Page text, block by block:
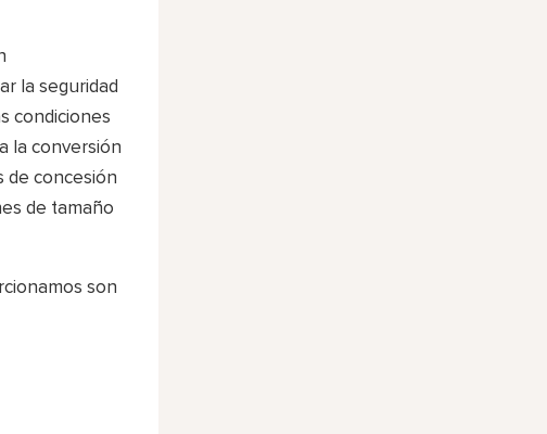
la seguridad
condiciones
la conversión
de concesión
de tamaño
son